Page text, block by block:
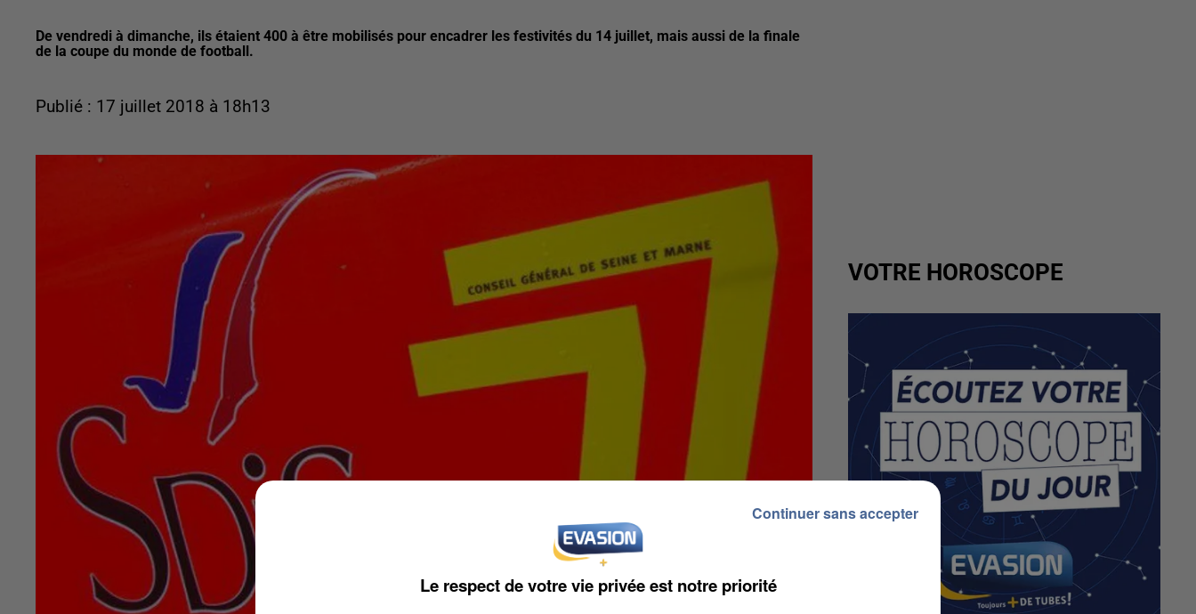
De vendredi à dimanche, ils étaient 400 à être mobilisés pour encadrer les festivités du 14 juillet, mais aussi de la finale
de la coupe du monde de football.
Publié : 17 juillet 2018 à 18h13
VOTRE HOROSCOPE
Le respect de votre vie privée est notre priorité
Continuer sans accepter